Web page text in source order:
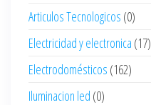
Articulos Tecnologicos (0)
Electricidad y electronica (17)
Electrodomésticos (162)
Iluminacion led (0)